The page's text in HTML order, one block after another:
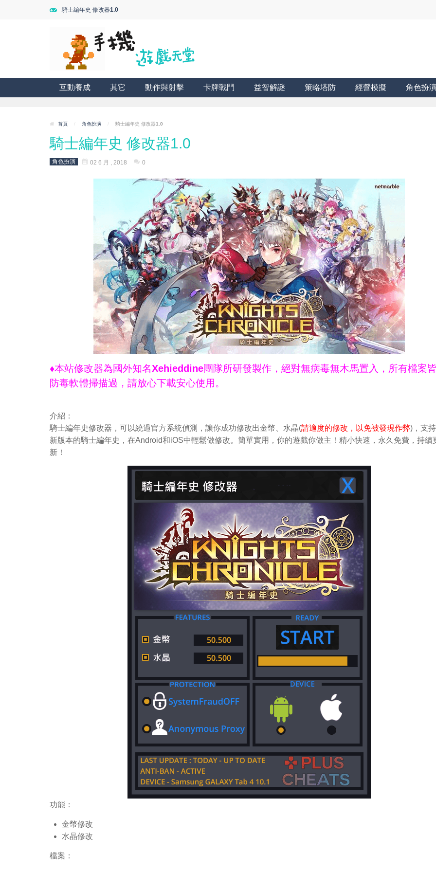
騎士編年史 修改器1.0
互動養成 其它 動作與射擊 卡牌戰鬥 益智解謎 策略塔防 經營模擬 角色扮
首頁 / 角色扮演 / 騎士編年史 修改器1.0
騎士編年史 修改器1.0
角色扮演 02 6 月 , 2018 0
♦本站修改器為國外知名Xehieddine團隊所研發製作，絕對無病毒無木馬置入，所有檔案
防毒軟體掃描過，請放心下載安心使用。
介紹：
騎士編年史修改器，可以繞過官方系統偵測，讓你成功修改出金幣、水晶(請適度的修改，以免被發現作弊)，支
新版本的騎士編年史，在Android和iOS中輕鬆做修改。簡單實用，你的遊戲你做主！精小快速，永久免費，持續
新！
功能：
金幣修改
水晶修改
檔案：